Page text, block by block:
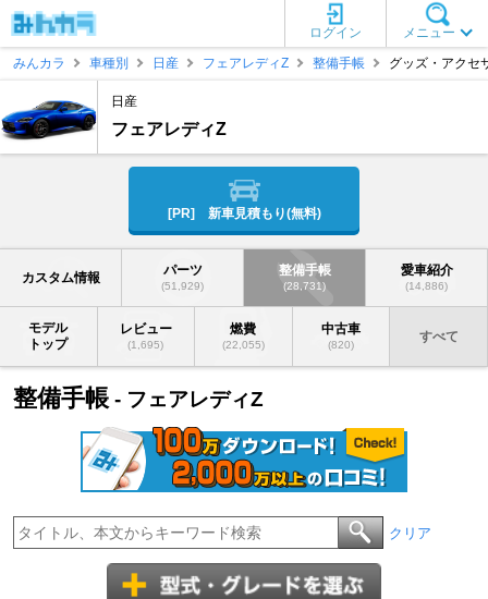
メニュー
ログイン
みんカラ
車種別 日産 フェアレディZ 整備手帳 グッズ・アクセ
日産
フェアレディZ
[PR] 新車見積もり(無料)
カスタム情報 パーツ
(51,929)
整備手帳
(28,731)
愛車紹介
(14,886)
モデル
トップ
レビュー
(1,695)
燃費
(22,055)
中古車
(820)
すべて
整備手帳 - フェアレディZ
クリア